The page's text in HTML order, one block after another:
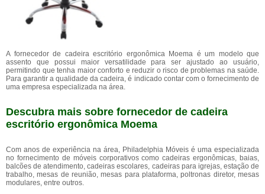
A fornecedor de cadeira escritório ergonômica Moema é um modelo que
assento que possui maior versatilidade para ser ajustado ao usuário,
permitindo que tenha maior conforto e reduzir o risco de problemas na saúde.
Para garantir a qualidade da cadeira, é indicado contar com o fornecimento de
uma empresa especializada na área.
Descubra mais sobre fornecedor de cadeira
escritório ergonômica Moema
Com anos de experiência na área, Philadelphia Móveis é uma especializada
no fornecimento de móveis corporativos como cadeiras ergonômicas, baias,
balcões de atendimento, cadeiras escolares, cadeiras para igrejas, estação de
trabalho, mesas de reunião, mesas para plataforma, poltronas diretor, mesas
modulares, entre outros.